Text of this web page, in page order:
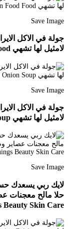
Save Image
جولة في الاكل
لامثيل لها تشهي Persian Food Iranian Food Food
Save Image
جولة في الاكل
لامثيل لها تشهي French Soup Food French Onion Soup
Save Image
لايك ربي يسعدك
Beauty Skin Care